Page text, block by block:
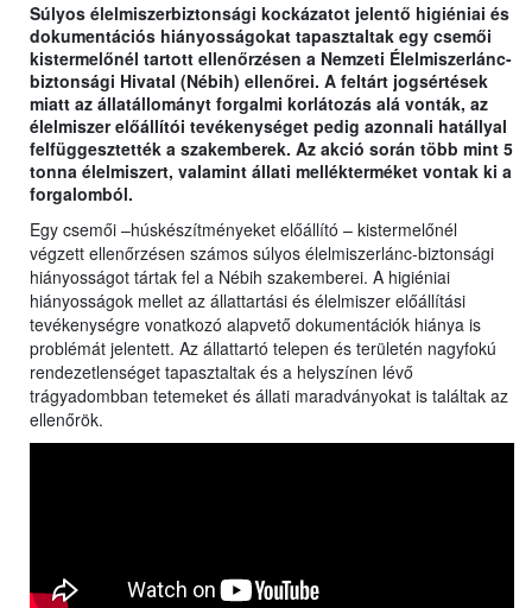
Súlyos élelmiszerbiztonsági kockázatot jelentő higiéniai és
dokumentációs hiányosságokat tapasztaltak egy csemői
kistermelőnél tartott ellenőrzésen a Nemzeti Élelmiszerlánc-
biztonsági Hivatal (Nébih) ellenőrei. A feltárt jogsértések
miatt az állatállományt forgalmi korlátozás alá vonták, az
élelmiszer előállítói tevékenységet pedig azonnali hatállyal
felfüggesztették a szakemberek. Az akció során több mint 5
tonna élelmiszert, valamint állati mellékterméket vontak ki a
forgalomból.
Egy csemői –húskészítményeket előállító – kistermelőnél
végzett ellenőrzésen számos súlyos élelmiszerlánc-biztonsági
hiányosságot tártak fel a Nébih szakemberei. A higiéniai
hiányosságok mellet az állattartási és élelmiszer előállítási
tevékenységre vonatkozó alapvető dokumentációk hiánya is
problémát jelentett. Az állattartó telepen és területén nagyfokú
rendezetlenséget tapasztaltak és a helyszínen lévő
trágyadombban tetemeket és állati maradványokat is találtak az
ellenőrök.